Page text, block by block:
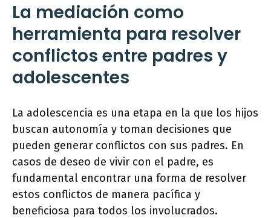
La mediación como
herramienta para resolver
conflictos entre padres y
adolescentes
La adolescencia es una etapa en la que los hijos
buscan autonomía y toman decisiones que
pueden generar conflictos con sus padres. En
casos de deseo de vivir con el padre, es
fundamental encontrar una forma de resolver
estos conflictos de manera pacífica y
beneficiosa para todos los involucrados.